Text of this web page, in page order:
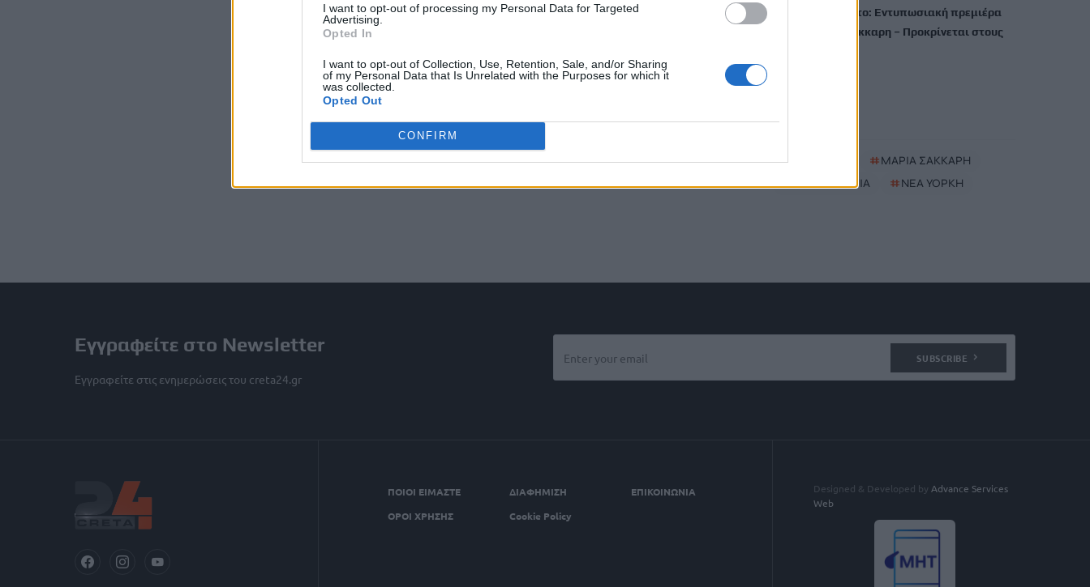
I want to opt-out of processing my Personal Data for Targeted
Advertising.
Opted In
I want to opt-out of Collection, Use, Retention, Sale, and/or Sharing
of my Personal Data that Is Unrelated with the Purposes for which it
was collected.
Opted Out
CONFIRM
Τουρνουά Τορόντο: Εντυπωσιακή πρεμιέρα
για τη Μαρία Σάκκαρη – Προκρίνεται στους
# #ΜΑΡΙΑ ΣΑΚΚΑΡΗ
#ΠΑΙΔΟΚΤΟΝΙΑ #ΝΈΑ ΥΌΡΚΗ
Εγγραφείτε στο Newsletter
Εγγραφείτε στις ενημερώσεις του creta24.gr
SUBSCRIBE
ΠΟΙΟΙ ΕΙΜΑΣΤΕ ΔΙΑΦΗΜΙΣΗ
ΕΠΙΚΟΙΝΩΝΙΑ
ΟΡΟΙ ΧΡΗΣΗΣ
Cookie Policy
Designed & Developed by Advance Services
Web